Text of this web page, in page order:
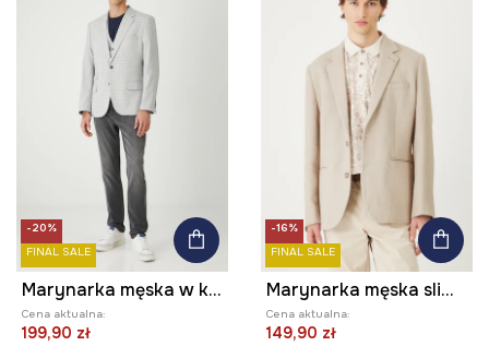
-20%
FINAL SALE
Marynarka męska w kratę
Cena aktualna:
199,90 zł
-16%
FINAL SALE
Marynarka męska slim melanżowa kolor beżowy
Cena aktualna:
149,90 zł